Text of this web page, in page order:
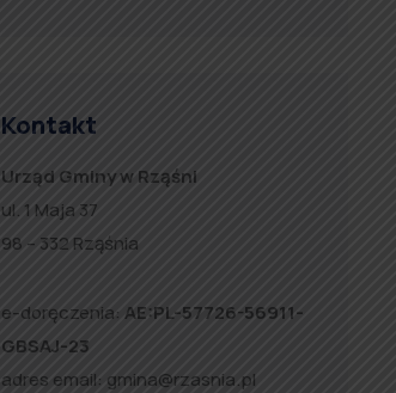
Kontakt
Urząd Gminy w Rząśni
ul. 1 Maja 37
98 – 332 Rząśnia
e-doręczenia: AE:PL-57726-56911-
GBSAJ-23
adres email: gmina@rzasnia.pl